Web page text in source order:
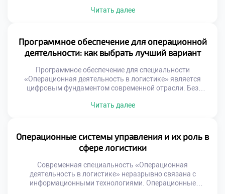
системах. Абстрактные данные превращаются в
Умение рисовать процессы равносильно умению
управлять ими эффективно. Многие студенты
недооценивают значимость графических методов
Читать далее
Программное обеспечение для операционной
деятельности: как выбрать лучший вариант
Программное обеспечение для специальности
«Операционная деятельность в логистике» является
цифровым фундаментом современной отрасли. Без
превращается в хаос. Выбор правильного инструмента
до начала практики. Теоретическое знание функций
программ недостаточно для реальной работы. Умение
анализировать потребности бизнеса отличает
профессионала от простого […]
Читать далее
Операционные системы управления и их роль в
сфере логистики
Современная специальность «Операционная
деятельность в логистике» неразрывно связана с
информационными технологиями. Операционные